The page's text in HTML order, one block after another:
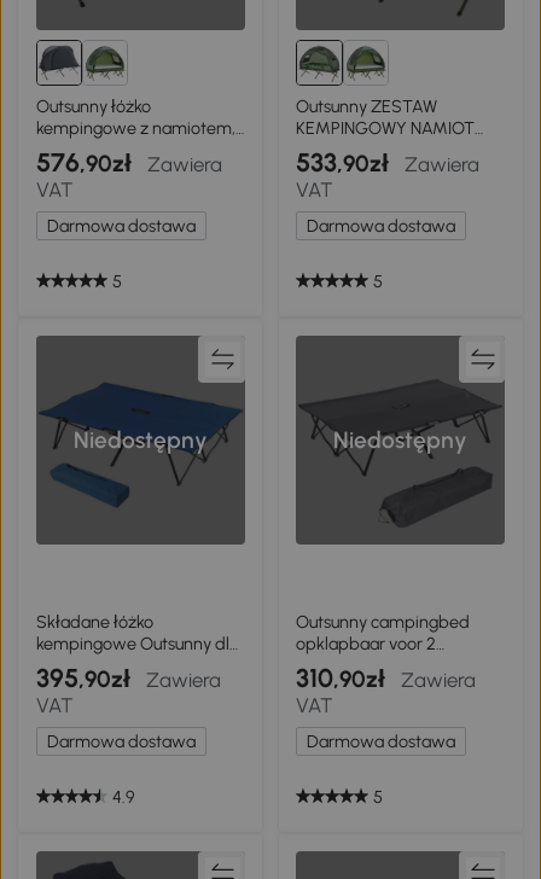
Outsunny łóżko
kempingowe z namiotem,
łóżko obozowe dla 1 osoby,
namiot kopułowy z
materacem dmuchanym,
szary 200x86x147 cm
576,90zł
Zawiera
VAT
Darmowa dostawa
5
Outsunny ZESTAW
KEMPINGOWY NAMIOT
MATERAC 4 W 1
ciemnozielony
533,90zł
Zawiera
VAT
Darmowa dostawa
5
Niedostępny
Składane łóżko
kempingowe Outsunny dla
2 osób niebieskie 193 x 125
x 40
395,90zł
Zawiera
VAT
Darmowa dostawa
4.9
Niedostępny
Outsunny campingbed
opklapbaar voor 2
personen campingbed
opklapbed met draagtas
tot 136 kg draagvermogen
staal oxford blauw + zwart
193 x 125 x 40 cm
310,90zł
Zawiera
VAT
Darmowa dostawa
5